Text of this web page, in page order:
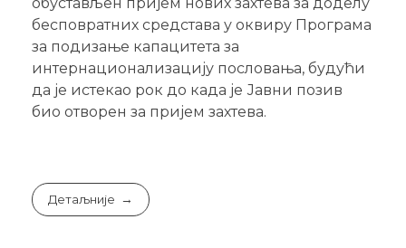
бесповратних средстава у оквиру Програма
за подизање капацитета за
интернационализацију пословања, будући
да је истекао рок до када је Јавни позив
био отворен за пријем захтева.
Детаљније